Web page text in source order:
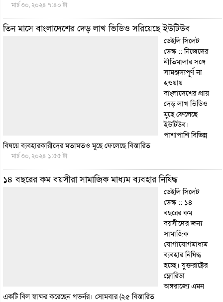
মার্চ ৩০, ২০২৪ ৭:৪০ টা
তিন মাসে বাংলাদেশের দেড় লাখ ভিডিও সরিয়েছে ইউটিউব
ডেইলি সিলেট
ডেস্ক :: নিজেদের
নীতিমালার সঙ্গে
সামঞ্জস্যপূর্ণ না
হওয়ায়
বাংলাদেশের প্রায়
দেড় লাখ ভিডিও
মুছে ফেলেছে
ইউটিউব।
পাশাপাশি বিভিন্ন
বিষয়ে ব্যবহারকারীদের মতামতও মুছে ফেলেছেবিস্তারিত
মার্চ ৩০, ২০২৪ ১:৫৫ টা
১৪ বছরের কম বয়সীরা সামাজিক মাধ্যম ব্যবহার নিষিদ্ধ
ডেইলি সিলেট
ডেস্ক :: ১৪
বছরের কম
বয়সীদের জন্য
সামাজিক
যোগাযোগমাধ্যম
ব্যবহার নিষিদ্ধ
হচ্ছে। যুক্তরাষ্ট্রের
ফ্লোরিডা
অঙ্গরাজ্যে এমন
একটি বিল স্বাক্ষর করেছেন গভর্নর। সোমবার (২৫বিস্তারিত